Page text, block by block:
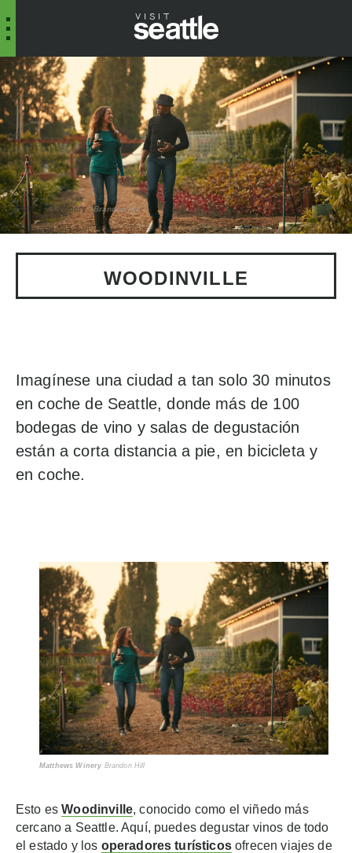
Matthews Winery Brandon Hill
WOODINVILLE
Imagínese una ciudad a tan solo 30 minutos
en coche de Seattle, donde más de 100
bodegas de vino y salas de degustación
están a corta distancia a pie, en bicicleta y
en coche.
Matthews Winery Brandon Hill
Esto esWoodinville, conocido como el viñedo más
cercano a Seattle. Aquí, puedes degustar vinos de todo
el estado y los operadores turísticosofrecen viajes de